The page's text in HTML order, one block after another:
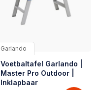
Garlando
Voetbaltafel Garlando |
Master Pro Outdoor |
Inklapbaar